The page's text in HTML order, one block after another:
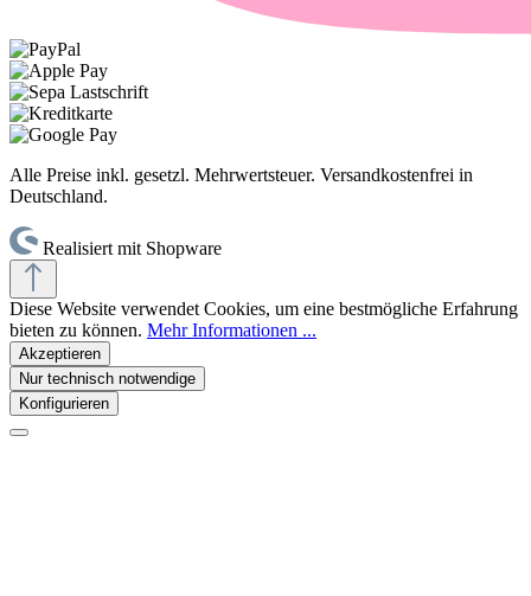
Alle Preise inkl. gesetzl. Mehrwertsteuer. Versandkostenfrei in
Deutschland.
Realisiert mit Shopware
Diese Website verwendet Cookies, um eine bestmögliche Erfahrung
bieten zu können. Mehr Informationen ...
Akzeptieren
Nur technisch notwendige
Konfigurieren